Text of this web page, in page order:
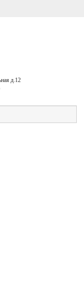
д.12